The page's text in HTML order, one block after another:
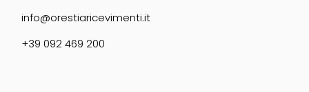
info@orestiaricevimenti.it
+39 092 469 200